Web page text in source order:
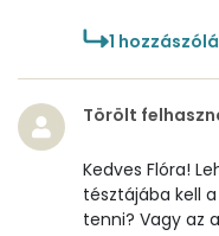
1
Törölt
Kedves Flóra!
tésztájába kell
tenni? Vagy az